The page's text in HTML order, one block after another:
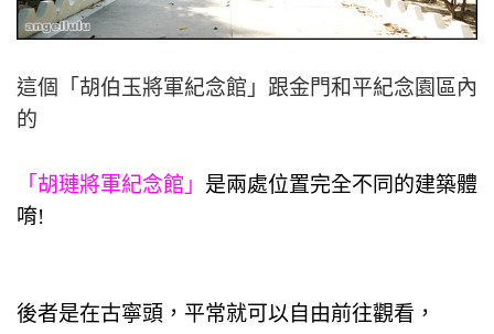
這個 「 胡伯玉將軍紀念館 」 跟金門和平紀念園區內
的
「胡璉將軍紀念館」 是兩處位置完全不同的建築體
唷!
後者是在古寧頭，平常就可以自由前往觀看，